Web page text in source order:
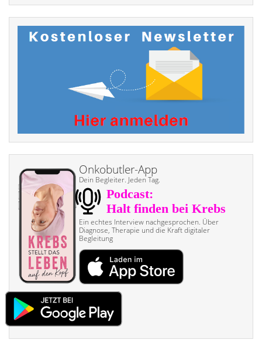
Onkobutler-App
Dein Begleiter. Jeden Tag.
Ein echtes Interview nach­gesprochen. Über
Diagnose, Therapie und die Kraft digitaler
Begleitung